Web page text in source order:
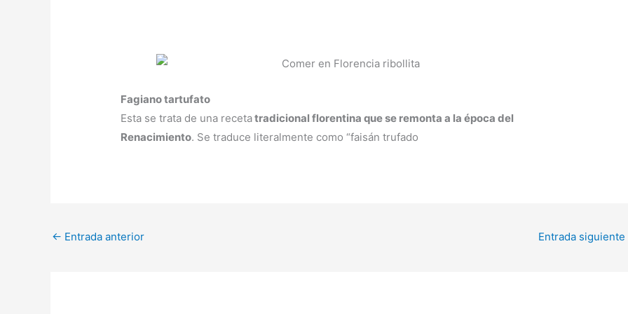
Fagiano tartufato
Esta se trata de una recetatradicional florentina que se remonta a la época del
Renacimiento. Se traduce literalmente como “faisán trufado
← Entrada anterior Entrada siguiente